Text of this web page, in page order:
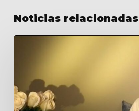
Noticias relacionadas
Культурная